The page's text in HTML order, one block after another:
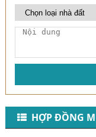
HỢP ĐỒNG